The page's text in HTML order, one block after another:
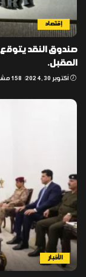
إقتصاد
المقبل.
أكتوبر 30, 2024 158 مشاهدة
الأخبار